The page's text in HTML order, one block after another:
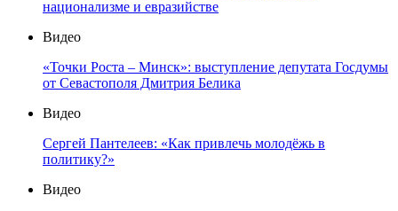
национализме и евразийстве
Видео
«Точки Роста – Минск»: выступление депутата Госдумы
от Севастополя Дмитрия Белика
Видео
Сергей Пантелеев: «Как привлечь молодёжь в
политику?»
Видео